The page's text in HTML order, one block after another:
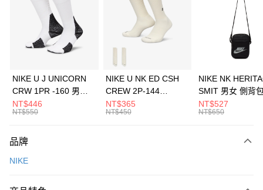
3 期 0 利率 每期 21家銀行
合作金庫商業銀行
第一商業銀行
華南商業銀行
彰化商業銀行
上海商業儲蓄銀行
元大商業銀行
台灣樂天信用卡公司
Apple Pay
全盈+PAY
AFTEE先享後付
【關於「AFTEE先享後付」】
便利好安心！
運送方式
NIKE U J UNICORN
CRW 1PR -160 男女
中統襪 FZ3393100
NT$446
NT$550
NIKE U NK ED CSH
CREW 2P-144
EMBRDY 男女 短統襪
FZ3073133
NT$365
NT$450
NIKE NK
SMIT 男女 側背
BA5871010
NT$527
NT$650
品牌
NIKE